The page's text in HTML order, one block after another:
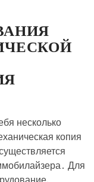
несколько
копия
Для